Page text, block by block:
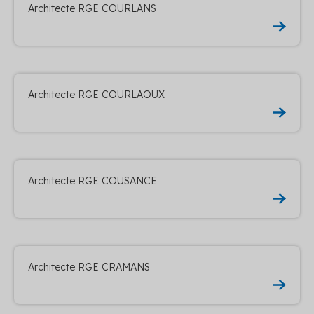
Architecte RGE COURLANS
Architecte RGE COURLAOUX
Architecte RGE COUSANCE
Architecte RGE CRAMANS